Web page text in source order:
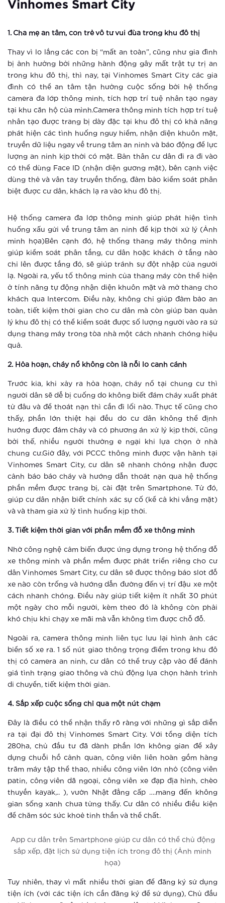
Vinhomes Smart City
1. Cha mẹ an tâm, con trẻ vô tư vui đùa trong khu đô thị
Thay vì lo lắng các con bị “mất an toàn”, cũng như gia đình
bị ảnh hưởng bởi những hành động gây mất trật tự trị an
trong khu đô thị, thì nay, tại Vinhomes Smart City các gia
đình có thể an tâm tận hưởng cuộc sống bởi hệ thống
camera đa lớp thông minh, tích hợp trí tuệ nhân tạo ngay
tại khu căn hộ của mình.Camera thông minh tích hợp trí tuệ
nhân tạo được trang bị dày đặc tại khu đô thị có khả năng
phát hiện các tình huống nguy hiểm, nhận diện khuôn mặt,
truyền dữ liệu ngay về trung tâm an ninh và báo động để lực
lượng an ninh kịp thời có mặt. Bản thân cư dân đi ra đi vào
có thể dùng Face ID (nhận diện gương mặt), bên cạnh việc
dùng thẻ và vân tay truyền thống, đảm bảo kiểm soát phân
biệt được cư dân, khách lạ ra vào khu đô thị.
Hệ thống camera đa lớp thông minh giúp phát hiện tình
huống xấu gửi về trung tâm an ninh để kịp thời xử lý (Ảnh
minh họa)Bên cạnh đó, hệ thống thang máy thông minh
giúp kiểm soát phân tầng, cư dân hoặc khách ở tầng nào
chỉ lên được tầng đó, sẽ giúp tránh sự đột nhập của người
lạ. Ngoài ra, yếu tố thông minh của thang máy còn thể hiện
ở tính năng tự động nhận diện khuôn mặt và mở thang cho
khách qua Intercom. Điều này, không chỉ giúp đảm bảo an
toàn, tiết kiệm thời gian cho cư dân mà còn giúp ban quản
lý khu đô thị có thể kiểm soát được số lượng người vào ra sử
dụng thang máy trong tòa nhà một cách nhanh chóng hiệu
quả.
2. Hỏa hoạn, cháy nổ không còn là nỗi lo canh cánh
Trước kia, khi xảy ra hỏa hoạn, cháy nổ tại chung cư thì
người dân sẽ dễ bị cuống do không biết đám cháy xuất phát
từ đâu và để thoát nạn thì cần đi lối nào. Thực tế cũng cho
thấy, phần lớn thiệt hại đều do cư dân không thể định
hướng được đám cháy và có phương án xử lý kịp thời, cũng
bởi thế, nhiều người thường e ngại khi lựa chọn ở nhà
chung cư.Giờ đây, với PCCC thông minh được vận hành tại
Vinhomes Smart City, cư dân sẽ nhanh chóng nhận được
cảnh báo báo cháy và hướng dẫn thoát nạn qua hệ thống
phần mềm được trang bị, cài đặt trên Smartphone. Từ đó,
giúp cư dân nhận biết chính xác sự cố (kể cả khi vắng mặt)
và và tham gia xử lý tình huống kịp thời.
3. Tiết kiệm thời gian với phần mềm đỗ xe thông minh
Nhờ công nghệ cảm biến được ứng dựng trong hệ thống đỗ
xe thông minh và phần mềm được phát triển riêng cho cư
dân Vinhomes Smart City, cư dân sẽ được thông báo slot đỗ
xe nào còn trống và hướng dẫn đường đến vị trí đậu xe một
cách nhanh chóng. Điều này giúp tiết kiệm ít nhất 30 phút
một ngày cho mỗi người, kèm theo đó là không còn phải
khó chịu khi chạy xe mãi mà vẫn không tìm được chỗ đỗ.
Ngoài ra, camera thông minh liên tục lưu lại hình ảnh các
biển số xe ra. 1 số nút giao thông trọng điểm trong khu đô
thị có camera an ninh, cư dân có thể truy cập vào để đánh
giá tình trạng giao thông và chủ động lựa chọn hành trình
di chuyển, tiết kiệm thời gian.
4. Sắp xếp cuộc sống chỉ qua một nút chạm
Đây là điều có thể nhận thấy rõ ràng với những gì sắp diễn
ra tại đại đô thị Vinhomes Smart City. Với tổng diện tích
280ha, chủ đầu tư đã dành phần lớn không gian để xây
dựng chuỗi hồ cảnh quan, công viên liên hoàn gồm hàng
trăm máy tập thể thao, nhiều công viên lớn nhỏ (công viên
patin, công viên dã ngoại, công viên xe đạp địa hình, chèo
thuyền kayak,.. ), vườn Nhật đẳng cấp ….mang đến không
gian sống xanh chưa từng thấy. Cư dân có nhiều điều kiện
để chăm sóc sức khoẻ tinh thần và thể chất.
App cư dân trên Smartphone giúp cư dân có thể chủ động
sắp xếp, đặt lịch sử dụng tiện ích trong đô thị (Ảnh minh
họa)
Tuy nhiên, thay vì mất nhiều thời gian để đăng ký sử dụng
tiện ích (với các tiện ích cần đăng ký để sử dụng), Chủ đầu
chất tại Hà Nội
Xem thêm
Vinhomes Smart City ra mắt phân khu
The Sapphire 3
Xem thêm
Vinhomes tái hiện không gian Á Đông
tại khu vườn Nhật phía Tây Hà Nội
Xem thêm
Thông báo thay đổi tiện ích cảnh
quan
Xem thêm
Một ngày có thể dài 26 tiếng ở
Vinhomes Smart City?
Xem thêm
Đô thị thông minh xóa tan mọi nỗi lo
Xem thêm
Thành phố thông minh khác xa khu
căn hộ thông thường ra sao?
Xem thêm
Điểm check-in khó bỏ qua tại Hà Nội
dịp Tết thiếu nhi 1-6
Xem thêm
Vingroup tổ chức cho khách hàng trải
Xem thêm
Hào hứng với “cuộc sống một chạm”
tại Vinhomes Smart City
Xem thêm
Ứng dụng AI giúp đoán trước hành vi
phạm tội
Xem thêm
Sống tại thành phố thông minh, trẻ
em được bảo vệ đa lớp như thế nào?
Xem thêm
Vinhomes Smart City: Những trải
nghiệm tuyệt vời cho người trẻ hiện
đại
Xem thêm
Thành phố thông minh: Bước đi tắt
đón đầu của ông lớn BĐS Vingroup
Xem thêm
Thành phố thông minh khác xa khu
Xem thêm